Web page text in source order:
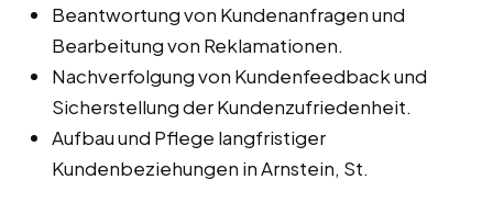
Beantwortung von Kundenanfragen und
Bearbeitung von Reklamationen.
Nachverfolgung von Kundenfeedback und
Sicherstellung der Kundenzufriedenheit.
Aufbau und Pflege langfristiger
Kundenbeziehungen in Arnstein, St.